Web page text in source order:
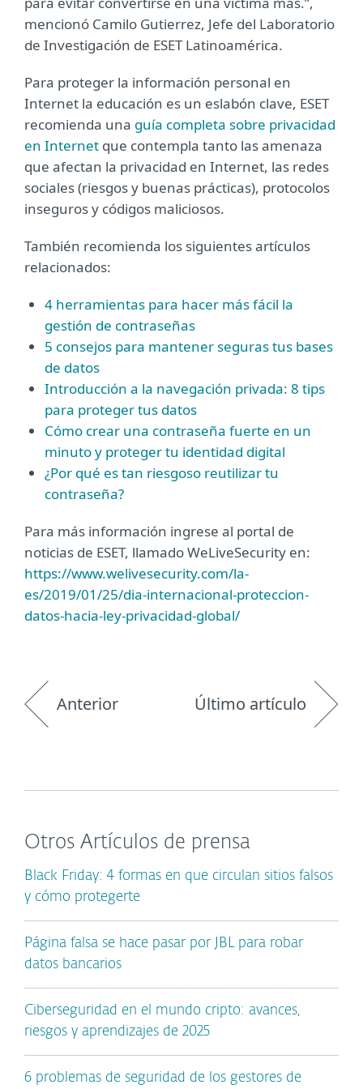
mencionó Camilo Gutierrez, Jefe del Laboratorio
de Investigación de ESET Latinoamérica.
Para proteger la información personal en
Internet la educación es un eslabón clave, ESET
recomienda una guía completa sobre privacidad
en Internet que contempla tanto las amenaza
que afectan la privacidad en Internet, las redes
sociales (riesgos y buenas prácticas), protocolos
inseguros y códigos maliciosos.
También recomienda los siguientes artículos
relacionados:
4 herramientas para hacer más fácil la
gestión de contraseñas
5 consejos para mantener seguras tus bases
de datos
Introducción a la navegación privada: 8 tips
para proteger tus datos
Cómo crear una contraseña fuerte en un
minuto y proteger tu identidad digital
¿Por qué es tan riesgoso reutilizar tu
contraseña?
Para más información ingrese al portal de
noticias de ESET, llamado WeLiveSecurity en:
https://www.welivesecurity.com/la-
es/2019/01/25/dia-internacional-proteccion-
datos-hacia-ley-privacidad-global/
Anterior Último artículo
Otros Artículos de prensa
Black Friday: 4 formas en que circulan sitios falsos
y cómo protegerte
Página falsa se hace pasar por JBL para robar
datos bancarios
Ciberseguridad en el mundo cripto: avances,
riesgos y aprendizajes de 2025
6 problemas de seguridad de los gestores de